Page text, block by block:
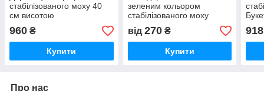
стабілізованого моху 40
см висотою
960 ₴
Купити
зеленим кольором
стабілізованого моху
від 270₴
Купити
918
Про нас